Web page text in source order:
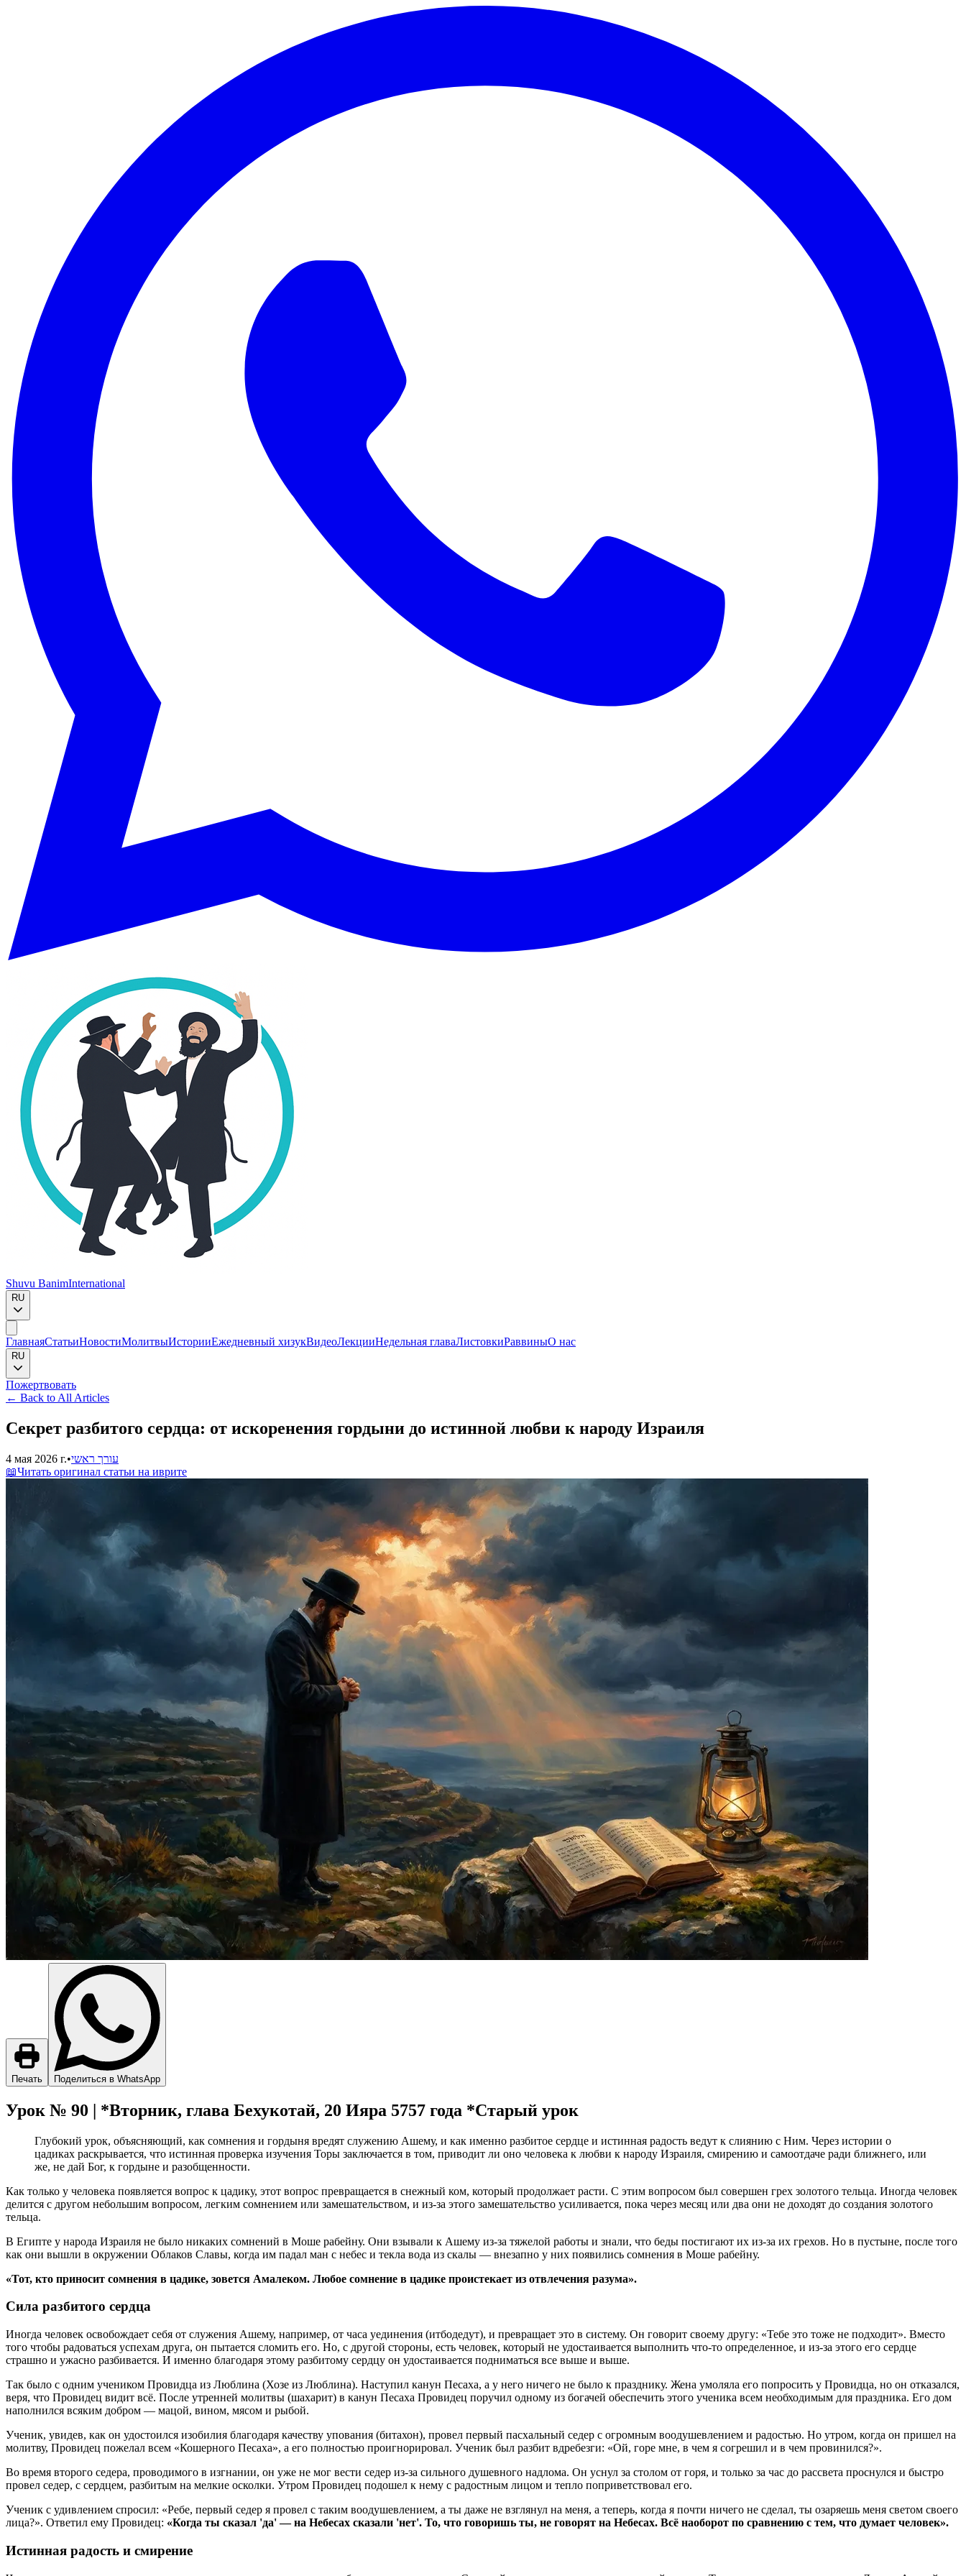
Shuvu BanimInternational
RU
ГлавнаяСтатьиНовостиМолитвыИсторииЕжедневный хизукВидеоЛекцииНедельная главаЛистовкиРаввиныО нас
RU
Пожертвовать
← Back to All Articles
Секрет разбитого сердца: от искоренения гордыни до истинной любви к народу Израиля
4 мая 2026 г.•עורך ראשי
📖Читать оригинал статьи на иврите
Печать Поделиться в WhatsApp
Урок № 90 | *Вторник, глава Бехукотай, 20 Ияра 5757 года *Старый урок
Глубокий урок, объясняющий, как сомнения и гордыня вредят служению Ашему, и как именно разбитое сердце и истинная радость ведут к слиянию с Ним. Через истории о
цадиках раскрывается, что истинная проверка изучения Торы заключается в том, приводит ли оно человека к любви к народу Израиля, смирению и самоотдаче ради ближнего, или
же, не дай Бог, к гордыне и разобщенности.
Как только у человека появляется вопрос к цадику, этот вопрос превращается в снежный ком, который продолжает расти. С этим вопросом был совершен грех золотого тельца. Иногда человек
делится с другом небольшим вопросом, легким сомнением или замешательством, и из-за этого замешательство усиливается, пока через месяц или два они не доходят до создания золотого
тельца.
В Египте у народа Израиля не было никаких сомнений в Моше рабейну. Они взывали к Ашему из-за тяжелой работы и знали, что беды постигают их из-за их грехов. Но в пустыне, после того
как они вышли в окружении Облаков Славы, когда им падал ман с небес и текла вода из скалы — внезапно у них появились сомнения в Моше рабейну.
«Тот, кто приносит сомнения в цадике, зовется Амалеком. Любое сомнение в цадике проистекает из отвлечения разума».
Сила разбитого сердца
Иногда человек освобождает себя от служения Ашему, например, от часа уединения (итбодедут), и превращает это в систему. Он говорит своему другу: «Тебе это тоже не подходит». Вместо
того чтобы радоваться успехам друга, он пытается сломить его. Но, с другой стороны, есть человек, который не удостаивается выполнить что-то определенное, и из-за этого его сердце
страшно и ужасно разбивается. И именно благодаря этому разбитому сердцу он удостаивается подниматься все выше и выше.
Так было с одним учеником Провидца из Люблина (Хозе из Люблина). Наступил канун Песаха, а у него ничего не было к празднику. Жена умоляла его попросить у Провидца, но он отказался,
веря, что Провидец видит всё. После утренней молитвы (шахарит) в канун Песаха Провидец поручил одному из богачей обеспечить этого ученика всем необходимым для праздника. Его дом
наполнился всяким добром — мацой, вином, мясом и рыбой.
Ученик, увидев, как он удостоился изобилия благодаря качеству упования (битахон), провел первый пасхальный седер с огромным воодушевлением и радостью. Но утром, когда он пришел на
молитву, Провидец пожелал всем «Кошерного Песаха», а его полностью проигнорировал. Ученик был разбит вдребезги: «Ой, горе мне, в чем я согрешил и в чем провинился?».
Во время второго седера, проводимого в изгнании, он уже не мог вести седер из-за сильного душевного надлома. Он уснул за столом от горя, и только за час до рассвета проснулся и быстро
провел седер, с сердцем, разбитым на мелкие осколки. Утром Провидец подошел к нему с радостным лицом и тепло поприветствовал его.
Ученик с удивлением спросил: «Ребе, первый седер я провел с таким воодушевлением, а ты даже не взглянул на меня, а теперь, когда я почти ничего не сделал, ты озаряешь меня светом своего
лица?». Ответил ему Провидец: «Когда ты сказал 'да' — на Небесах сказали 'нет'. То, что говоришь ты, не говорят на Небесах. Всё наоборот по сравнению с тем, что думает человек».
Истинная радость и смирение